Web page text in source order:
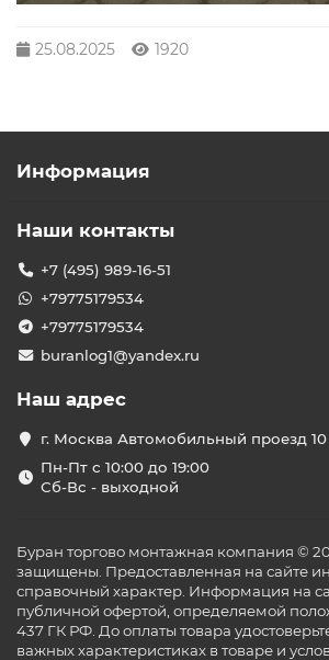
25.08.2025 1920
Информация
Наши контакты
+7 (495) 989-16-51
+79775179534
+79775179534
buranlog1@yandex.ru
Наш адрес
г. Москва Автомобильный проезд 10
Пн-Пт с 10:00 до 19:00
Сб-Вс - выходной
Буран торгово монтажная компания ©
защищены. Предоставленная на сайте
справочный характер. Информация на
публичной офертой, определяемой
437 ГК РФ. До оплаты товара
важных характеристиках в товаре и